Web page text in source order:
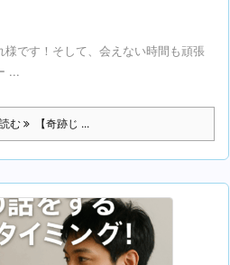
です！そして、会えない時間も頑張
...
む 【奇跡じ ...